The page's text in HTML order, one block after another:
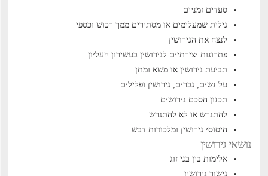
סעדים זמניים
גילית שמעלימים או מסתירים ממך רכוש וכספי
לנצח את הגירושין
פתרונות יצירתיים לגירושין בעשירון העליון
תביעת גירושין או משא ומתן
על נשים, גברים, גירושין ופלילים
תכנון הסכם גירושים
להתגרש או לא להתגרש
היסוסי גירושין ומלכודות דבש
נושאי גירושין
אלימות בין בני זוג
גישור גירושין